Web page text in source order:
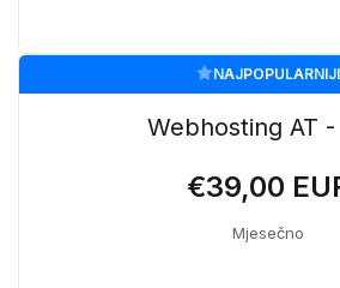
NAJPOPULARNIJI
Webhosting AT -
€39,00
Mjesečno